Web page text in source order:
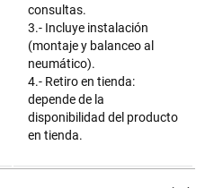
consultas.
3.- Incluye instalación
(montaje y balanceo al
neumático).
4.- Retiro en tienda:
depende de la
disponibilidad del producto
en tienda.